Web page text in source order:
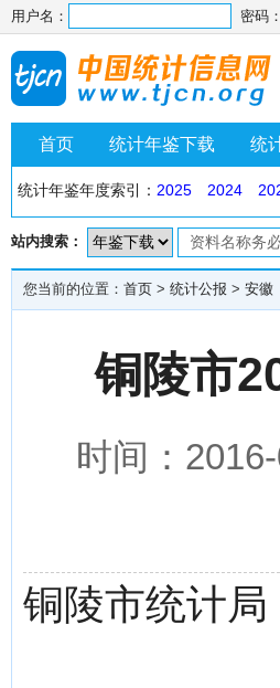
用户名： 密码：
首页 统计年鉴下载 统
统计年鉴年度索引： 2025 2024
站内搜索：
您当前的位置： 首页 > 统计公报 > 安徽
铜陵市
时间：
铜陵市统计局